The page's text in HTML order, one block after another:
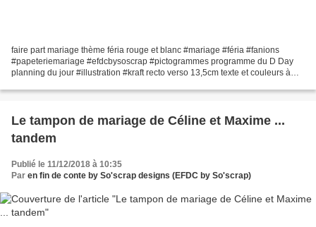
faire part mariage thème féria rouge et blanc #mariage #féria #fanions
#papeteriemariage #efdcbysoscrap #pictogrammes programme du D Day
planning du jour #illustration #kraft recto verso 13,5cm texte et couleurs à
Le tampon de mariage de Céline et Maxime ...
tandem
Publié le 11/12/2018 à 10:35
Par en fin de conte by So'scrap designs (EFDC by So'scrap)